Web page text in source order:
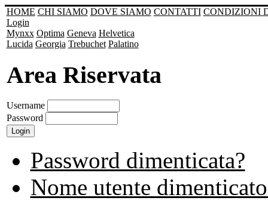
HOME CHI SIAMO DOVE SIAMO CONTATTI CONDIZIONI
Login
Mynxx Optima Geneva Helvetica
Lucida Georgia Trebuchet Palatino
Area Riservata
Username
Password
Password dimenticata?
Nome utente